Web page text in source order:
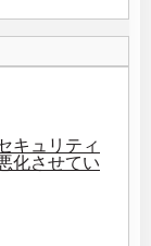
キュリティ
化させてい